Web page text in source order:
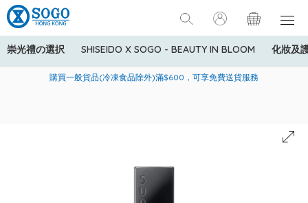
崇光禮の選択 SHISEIDO X SOGO - BEAUTY IN BLOOM 化妝及
美國運通Explorer®信用卡會員購物禮遇：高達5%簽賬回贈！
購買一般貨品(冷凍食品除外)滿$600，可享免費送貨服務
寄送中國內地服務只適用於指定商品，若訂單金額少於HK$600(折